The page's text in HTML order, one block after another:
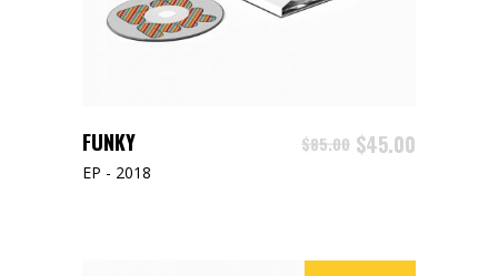
FUNKY $85.00 $45.00
EP - 2018